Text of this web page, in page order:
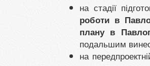
на стадії
роботи в
плану в
подальшим
на